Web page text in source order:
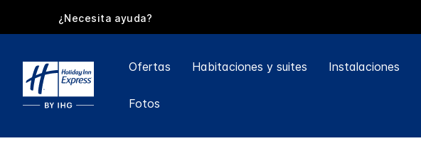
¿Necesita ayuda?
Ofertas Habitaciones y suites Instalaciones
Fotos